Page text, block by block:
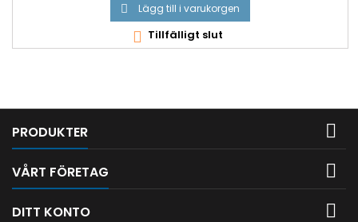
 Lägg till i varukorgen
 Tillfälligt slut
PRODUKTER 
VÅRT FÖRETAG 
DITT KONTO 